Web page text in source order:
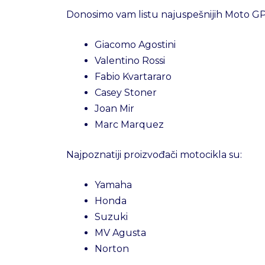
Donosimo vam listu najuspešnijih Moto
Giacomo Agostini
Valentino Rossi
Fabio Kvartararo
Casey Stoner
Joan Mir
Marc Marquez
Najpoznatiji proizvođači motocikla su:
Yamaha
Honda
Suzuki
MV Agusta
Norton